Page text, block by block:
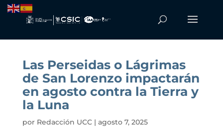
Las Perseidas o Lágrimas
de San Lorenzo impactarán
en agosto contra la Tierra y
la Luna
por Redacción UCC| agosto 7, 2025